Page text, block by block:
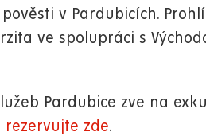
v Pardubicích.
ve spolupráci s
Pardubice zve na
rezervujte zde.